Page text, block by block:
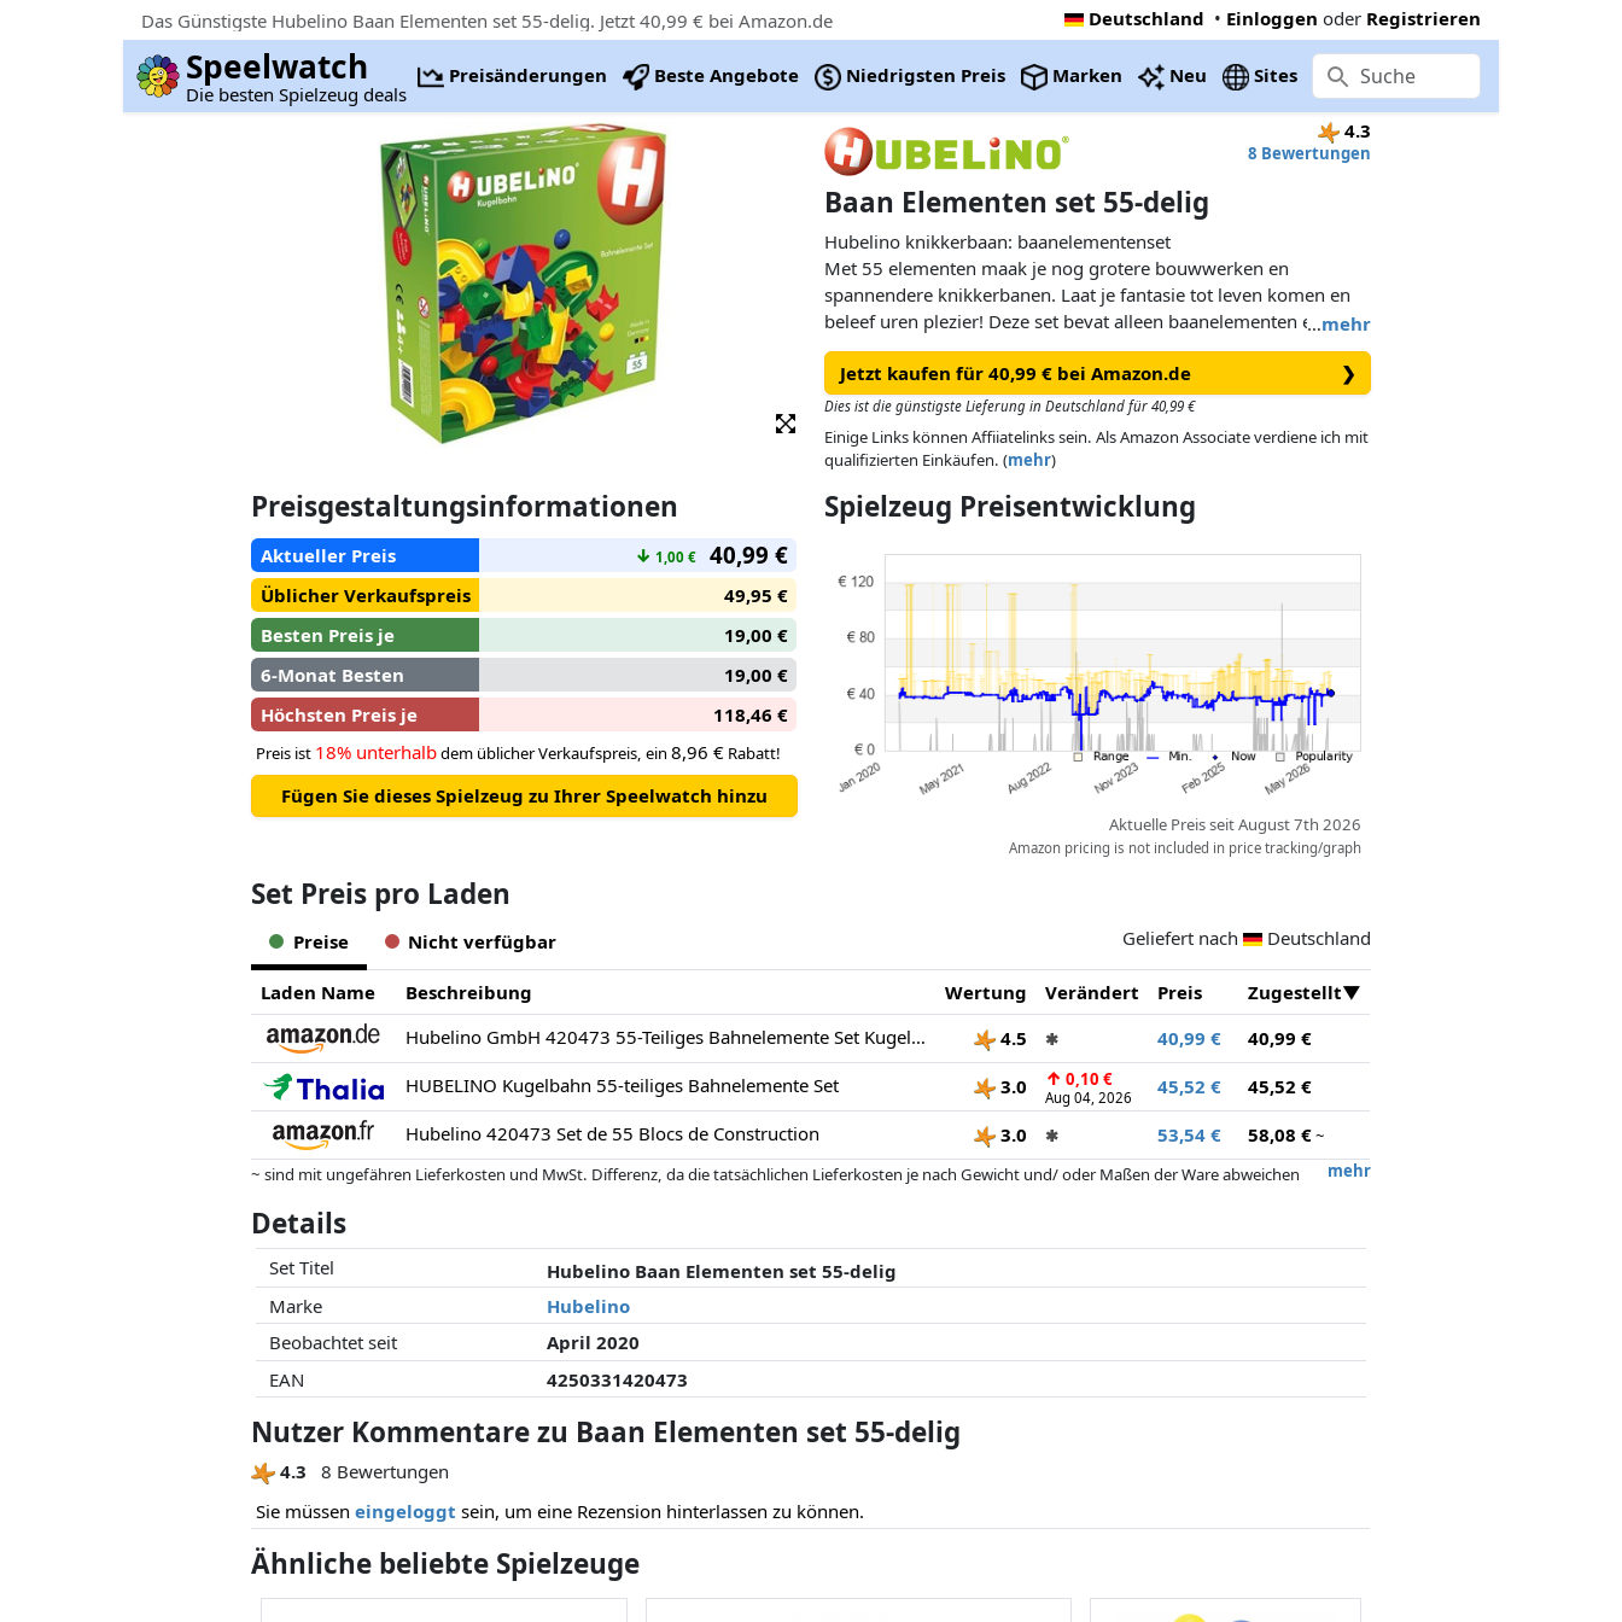
Das Günstigste Hubelino Baan Elementen set 55-delig. Jetzt 40,99 € bei Amazon.de Deutschland • Einloggen oder Registrieren
Speelwatch
Die besten Spielzeug deals
Preisänderungen Beste Angebote Niedrigsten Preis Marken Neu Sites
4.3
8 Bewertungen
Baan Elementen set 55-delig
…mehr
Hubelino knikkerbaan: baanelementenset
Met 55 elementen maak je nog grotere bouwwerken en
spannendere knikkerbanen. Laat je fantasie tot leven komen en
beleef uren plezier! Deze set bevat alleen baanelementen en dient
als uitbreiding op andere sets van Hubelino.
Jetzt kaufen für 40,99 € bei Amazon.de
❯
Dies ist die günstigste Lieferung in Deutschland für 40,99 €
Einige Links können Affiiatelinks sein. Als Amazon Associate verdiene ich mit
qualifizierten Einkäufen. (mehr)
Preisgestaltungsinformationen
Aktueller Preis ↓ 1,00 € 40,99 €
Üblicher Verkaufspreis
49,95 €
Besten Preis je
19,00 €
6-Monat Besten
19,00 €
Höchsten Preis je
118,46 €
Preis ist 18% unterhalbdem üblicher Verkaufspreis, ein 8,96 € Rabatt!
Fügen Sie dieses Spielzeug zu Ihrer Speelwatch hinzu
Spielzeug Preisentwicklung
Aktuelle Preis seit August 7th 2026
Amazon pricing is not included in price tracking/graph
Set Preis pro Laden
Preise Nicht verfügbar Geliefert nach Deutschland
Laden Name Beschreibung Wertung Verändert Preis
Zugestellt
Hubelino GmbH 420473 55-Teiliges Bahnelemente Set Kugelbahn
4.5 ✱ 40,99 €
40,99 €
HUBELINO Kugelbahn 55-teiliges Bahnelemente Set
3.0 ↑ 0,10 €
Aug 04, 2026 45,52 €
45,52 €
Hubelino 420473 Set de 55 Blocs de Construction
3.0 ✱ 53,54 € 58,08 €~
mehr
~ sind mit ungefähren Lieferkosten und MwSt. Differenz, da die tatsächlichen Lieferkosten je nach Gewicht und/ oder Maßen der Ware abweichen
Preise und Verfügbarkeiten können sich seit der letzten Aktualisierung geändert haben. Die Ordnung erfolgt rein nach dem Preis, Vergütungen durch
Partner haben darauf keinerlei Einfluss. Nur bei gleichen Preisen können historische Leistungen die Ordnung beeinflussen.
Details
Set Titel
Hubelino Baan Elementen set 55-delig
Marke
Hubelino
Beobachtet seit
April 2020
EAN
4250331420473
Nutzer Kommentare zu Baan Elementen set 55-delig
4.3
8 Bewertungen
Sie müssen eingeloggt sein, um eine Rezension hinterlassen zu können.
Ähnliche beliebte Spielzeuge